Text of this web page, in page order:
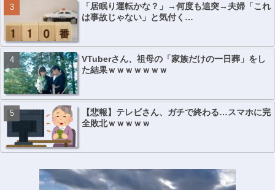
「居眠り運転かな？」→何度も追突→夫婦「これ
は事故じゃない」と気付く…
VTuberさん、祖母の「家族だけの一日葬」をし
た結果ｗｗｗｗｗｗｗ
【悲報】テレビさん、ガチで終わる…スマホに完
全敗北ｗｗｗｗｗ